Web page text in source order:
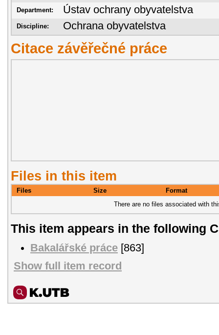
Department: Ústav ochrany obyvatelstva
Discipline: Ochrana obyvatelstva
Citace závěřečné práce
Files in this item
Files Size
Format
There are no files associated with
This item appears in the following
Bakalářské práce [863]
Show full item record